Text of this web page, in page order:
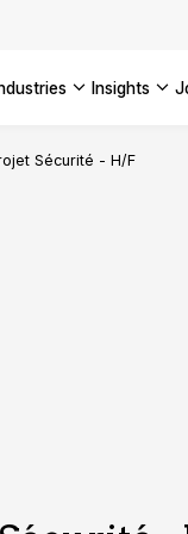
insights
SEE ALL
Sécurité - H/F